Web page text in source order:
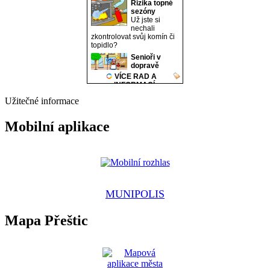
Užitečné informace
Mobilní aplikace
MUNIPOLIS
Mapa Přeštic